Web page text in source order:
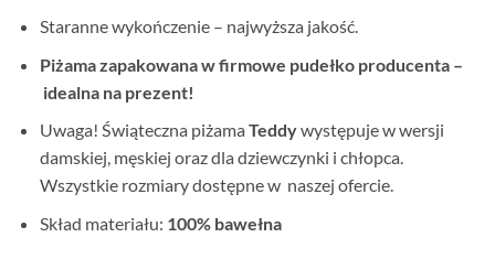
Staranne wykończenie – najwyższa jakość.
Piżama zapakowana w firmowe pudełko producenta –
idealna na prezent!
Uwaga! Świąteczna piżama Teddywystępuje w wersji
damskiej, męskiej oraz dla dziewczynki i chłopca.
Wszystkie rozmiary dostępne w naszej ofercie.
Skład materiału: 100% bawełna